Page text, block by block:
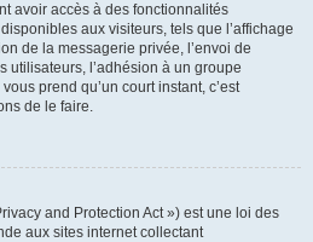
avoir accès à des fonctionnalités
aux visiteurs, tels que l’affichage
de la messagerie privée, l’envoi de
utilisateurs, l’adhésion à un groupe
prend qu’un court instant, c’est
de le faire.
and Protection Act ») est une loi des
aux sites internet collectant